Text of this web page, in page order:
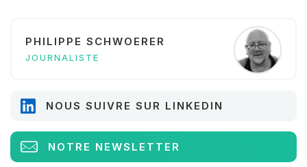
PHILIPPE SCHWOERER
JOURNALISTE
NOUS SUIVRE SUR LINKEDIN
NOTRE NEWSLETTER